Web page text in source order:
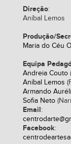
Direção:
Aníbal Lemos
Produção/
Maria do Céu
Equipa
Andreia Couto
Aníbal Lemos
Armando
Sofia Neto
Email:
Facebook: